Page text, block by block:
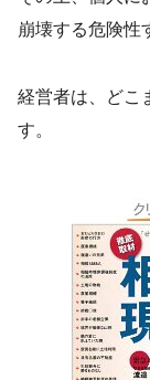
崩壊する危険性
経営者は、どこ
す。